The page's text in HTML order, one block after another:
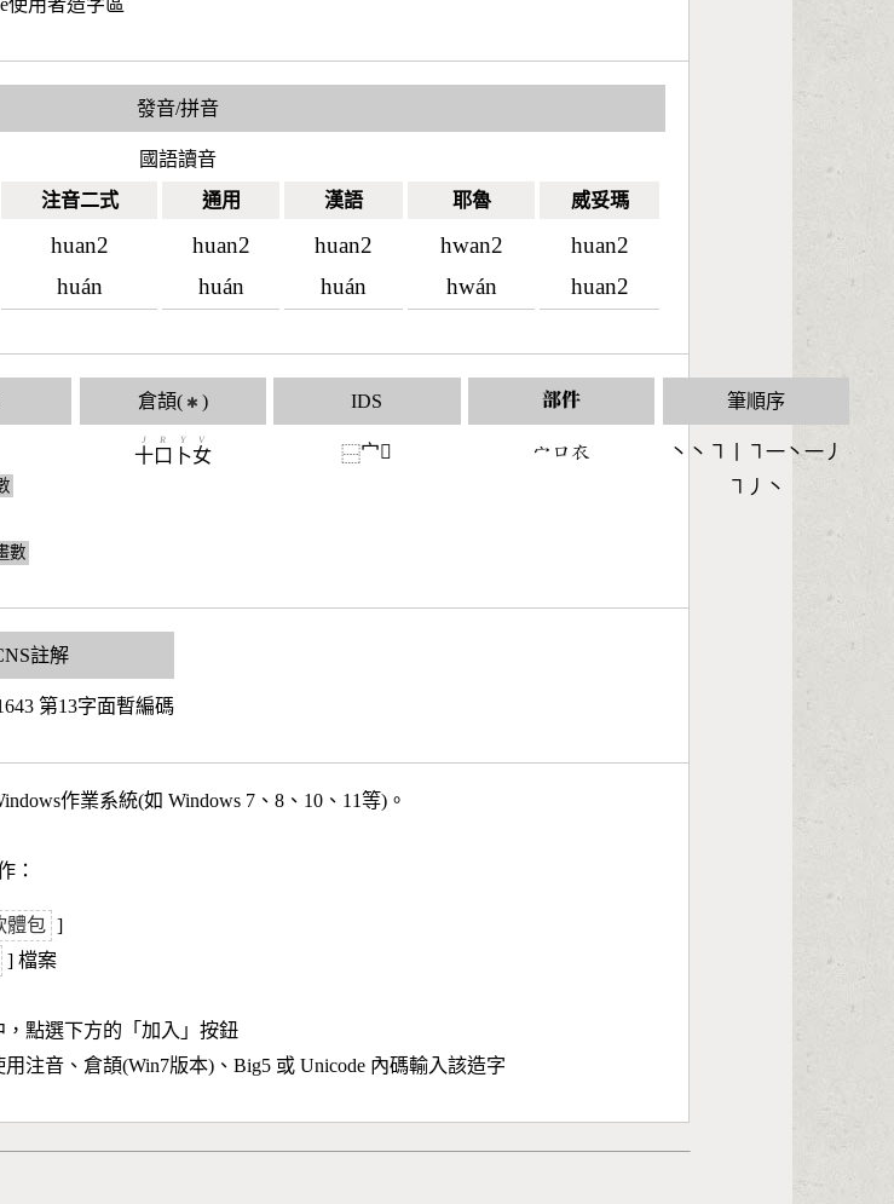
使用者造字區
發音/拼音
國語讀音
注音二式 通用 漢語 耶魯 威妥瑪
huan2
huán
huan2
huán
huan2
huán
hwan2
hwán
huan2
huan2
數
倉頡( ✱ )
十
J
口
R
卜
Y
女
V
IDS
⿱宀𧘗
部件
󶂊󶁶󶆐
筆順序
丶丶㇕丨㇕一丶一丿
㇕丿丶
註解
第13字面暫編碼
作業系統(如 Windows 7、8、10、11等)。
：
體包 ]
] 檔案
點選下方的「加入」按鈕
注音、倉頡(Win7版本)、Big5 或 Unicode 內碼輸入該造字